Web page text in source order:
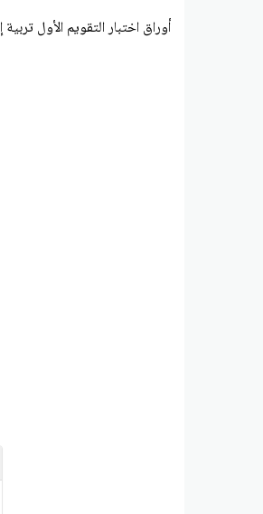
أوراق اختبار التقويم الأول